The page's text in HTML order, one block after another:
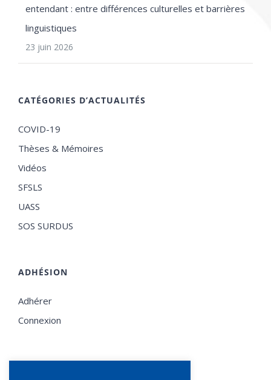
entendant : entre différences culturelles et barrières
linguistiques
23 juin 2026
CATÉGORIES D’ACTUALITÉS
COVID-19
Thèses & Mémoires
Vidéos
SFSLS
UASS
SOS SURDUS
ADHÉSION
Adhérer
Connexion